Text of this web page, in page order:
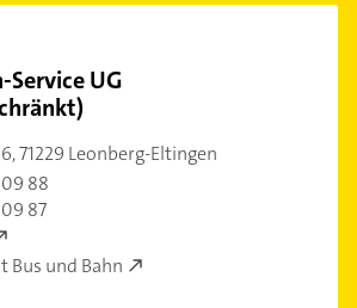
UG
71229 Leonberg-Eltingen
88
87
und Bahn